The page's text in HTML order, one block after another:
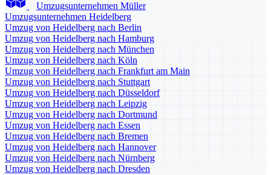
Umzugsunternehmen Müller
Umzugsunternehmen Heidelberg
Umzug von Heidelberg nach Berlin
Umzug von Heidelberg nach Hamburg
Umzug von Heidelberg nach München
Umzug von Heidelberg nach Köln
Umzug von Heidelberg nach Frankfurt am Main
Umzug von Heidelberg nach Stuttgart
Umzug von Heidelberg nach Düsseldorf
Umzug von Heidelberg nach Leipzig
Umzug von Heidelberg nach Dortmund
Umzug von Heidelberg nach Essen
Umzug von Heidelberg nach Bremen
Umzug von Heidelberg nach Hannover
Umzug von Heidelberg nach Nürnberg
Umzug von Heidelberg nach Dresden